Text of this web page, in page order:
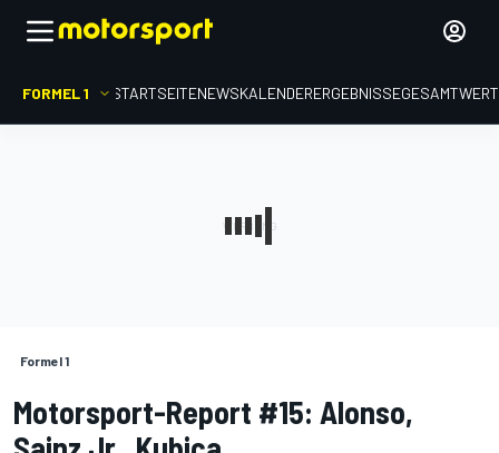
FORMEL 1 STARTSEITENEWSKALENDERERGEBNISSE
Formel 1
Motorsport-Report #15: Alonso,